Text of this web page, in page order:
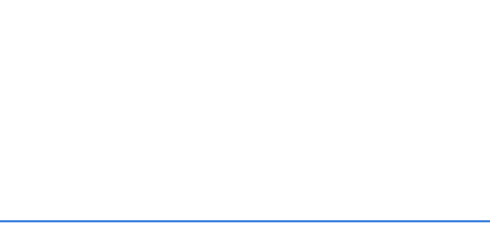
cầu giặt đồ khối lượng lớn, giúp mọi thành viên trong